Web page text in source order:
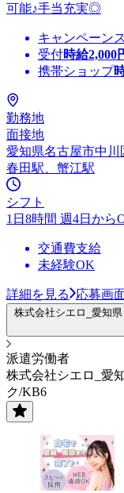
可能♪手当充実◎
キャンペーン
受付時給2,000
携帯ショップ
勤務地
面接地
愛知県名古屋市中川
春田駅、蟹江駅
シフト
1日8時間 週4日から
交通費支給
未経験OK
詳細を見る 応募画
株式会社シエロ_愛知
派遣労働者
株式会社シエロ_愛
ク/KB6